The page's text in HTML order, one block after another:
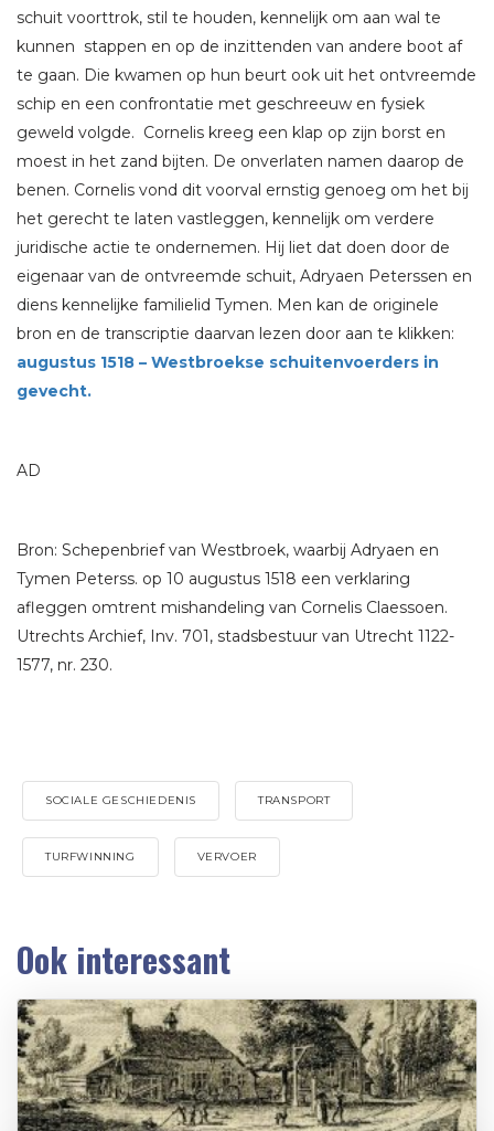
schuit voorttrok, stil te houden, kennelijk om aan wal te
kunnen stappen en op de inzittenden van andere boot af
te gaan. Die kwamen op hun beurt ook uit het ontvreemde
schip en een confrontatie met geschreeuw en fysiek
geweld volgde. Cornelis kreeg een klap op zijn borst en
moest in het zand bijten. De onverlaten namen daarop de
benen. Cornelis vond dit voorval ernstig genoeg om het bij
het gerecht te laten vastleggen, kennelijk om verdere
juridische actie te ondernemen. Hij liet dat doen door de
eigenaar van de ontvreemde schuit, Adryaen Peterssen en
diens kennelijke familielid Tymen. Men kan de originele
bron en de transcriptie daarvan lezen door aan te klikken:
augustus 1518 – Westbroekse schuitenvoerders in
gevecht.
AD
Bron: Schepenbrief van Westbroek, waarbij Adryaen en
Tymen Peterss. op 10 augustus 1518 een verklaring
afleggen omtrent mishandeling van Cornelis Claessoen.
Utrechts Archief, Inv. 701, stadsbestuur van Utrecht 1122-
1577, nr. 230.
SOCIALE GESCHIEDENIS TRANSPORT
TURFWINNING VERVOER
Ook interessant